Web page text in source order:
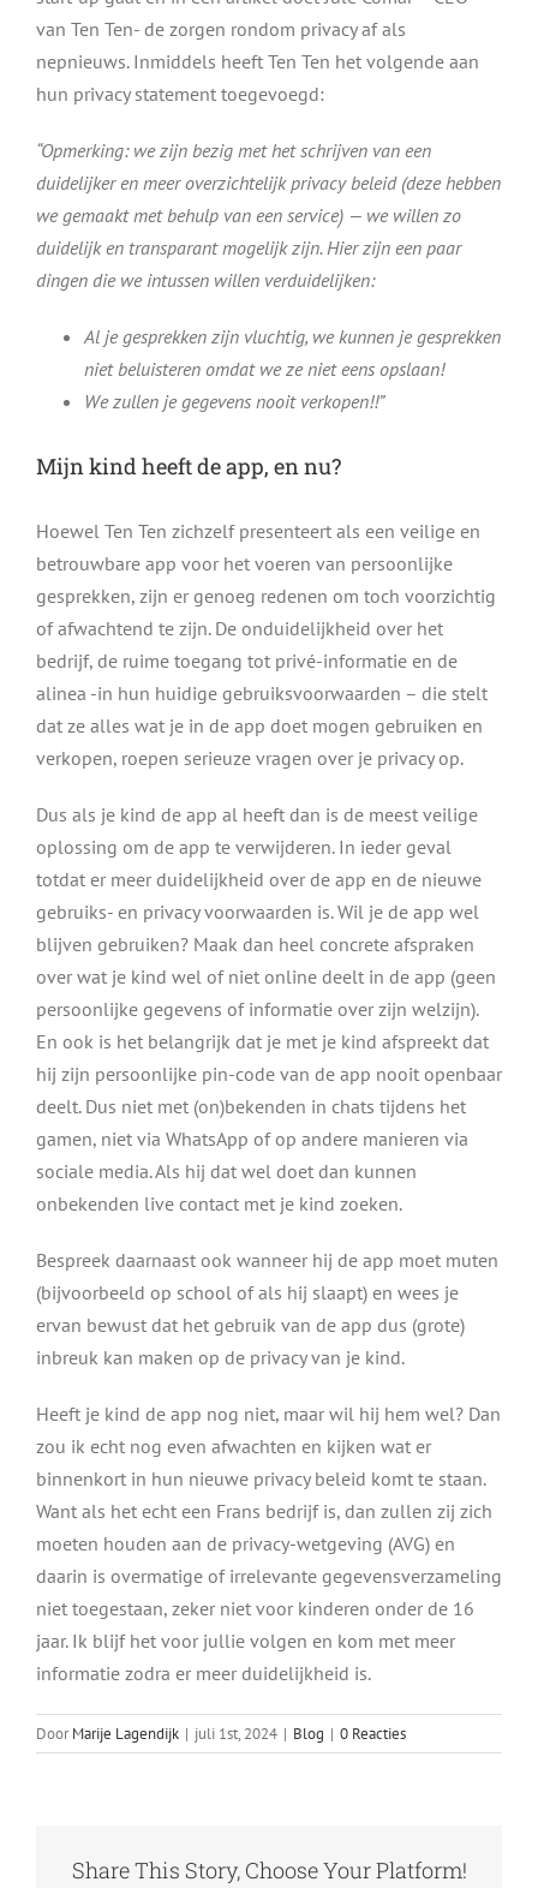
van Ten Ten- de zorgen rondom privacy af als
nepnieuws. Inmiddels heeft Ten Ten het volgende aan
hun privacy statement toegevoegd:
“Opmerking: we zijn bezig met het schrijven van een
duidelijker en meer overzichtelijk privacy beleid (deze hebben
we gemaakt met behulp van een service) — we willen zo
duidelijk en transparant mogelijk zijn. Hier zijn een paar
dingen die we intussen willen verduidelijken:
Al je gesprekken zijn vluchtig, we kunnen je gesprekken
niet beluisteren omdat we ze niet eens opslaan!
We zullen je gegevens nooit verkopen!!”
Mijn kind heeft de app, en nu?
Hoewel Ten Ten zichzelf presenteert als een veilige en
betrouwbare app voor het voeren van persoonlijke
gesprekken, zijn er genoeg redenen om toch voorzichtig
of afwachtend te zijn. De onduidelijkheid over het
bedrijf, de ruime toegang tot privé-informatie en de
alinea -in hun huidige gebruiksvoorwaarden – die stelt
dat ze alles wat je in de app doet mogen gebruiken en
verkopen, roepen serieuze vragen over je privacy op.
Dus als je kind de app al heeft dan is de meest veilige
oplossing om de app te verwijderen. In ieder geval
totdat er meer duidelijkheid over de app en de nieuwe
gebruiks- en privacy voorwaarden is. Wil je de app wel
blijven gebruiken? Maak dan heel concrete afspraken
over wat je kind wel of niet online deelt in de app (geen
persoonlijke gegevens of informatie over zijn welzijn).
En ook is het belangrijk dat je met je kind afspreekt dat
hij zijn persoonlijke pin-code van de app nooit openbaar
deelt. Dus niet met (on)bekenden in chats tijdens het
gamen, niet via WhatsApp of op andere manieren via
sociale media. Als hij dat wel doet dan kunnen
onbekenden live contact met je kind zoeken.
Bespreek daarnaast ook wanneer hij de app moet muten
(bijvoorbeeld op school of als hij slaapt) en wees je
ervan bewust dat het gebruik van de app dus (grote)
inbreuk kan maken op de privacy van je kind.
Heeft je kind de app nog niet, maar wil hij hem wel? Dan
zou ik echt nog even afwachten en kijken wat er
binnenkort in hun nieuwe privacy beleid komt te staan.
Want als het echt een Frans bedrijf is, dan zullen zij zich
moeten houden aan de privacy-wetgeving (AVG) en
daarin is overmatige of irrelevante gegevensverzameling
niet toegestaan, zeker niet voor kinderen onder de 16
jaar. Ik blijf het voor jullie volgen en kom met meer
informatie zodra er meer duidelijkheid is.
DoorMarije Lagendijk | juli 1st, 2024 | Blog | 0 Reacties
Share This Story, Choose Your Platform!